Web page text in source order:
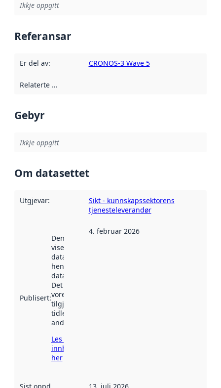
Ikkje oppgitt
Referansar
Er del av: CRONOS-3 Wave 5
Relaterte ressursar
Gebyr
Ikkje oppgitt
Om datasettet
Utgjevar:
Sikt - kunnskapssektorens
tjenesteleverandør
Publisert:
Denne datoen
viser når
datasettet vart
henta inn av
data.norge.no.
Det kan ha
vore
tilgjengeleg
tidlegare
andre stader.
Les meir om
innhenting
her
4. februar 2026